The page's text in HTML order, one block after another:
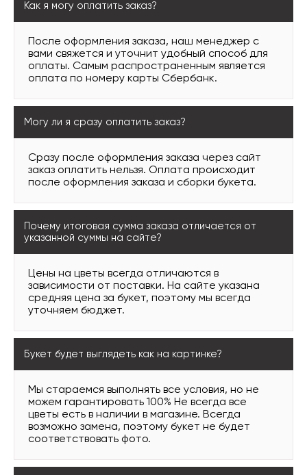
Как я могу оплатить заказ?
После оформления заказа, наш менеджер с
вами свяжется и уточнит удобный способ для
оплаты. Самым распространенным является
оплата по номеру карты Сбербанк.
Могу ли я сразу оплатить заказ?
Сразу после оформления заказа через сайт
заказ оплатить нельзя. Оплата происходит
после оформления заказа и сборки букета.
Почему итоговая сумма заказа отличается от
указанной суммы на сайте?
Цены на цветы всегда отличаются в
зависимости от поставки. На сайте указана
средняя цена за букет, поэтому мы всегда
уточняем бюджет.
Букет будет выглядеть как на картинке?
Мы стараемся выполнять все условия, но не
можем гарантировать 100% Не всегда все
цветы есть в наличии в магазине. Всегда
возможно замена, поэтому букет не будет
соответствовать фото.